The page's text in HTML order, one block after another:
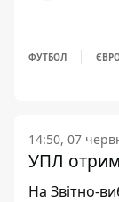
ФУТБОЛ
14:50, 07
УПЛ
На Звітно-